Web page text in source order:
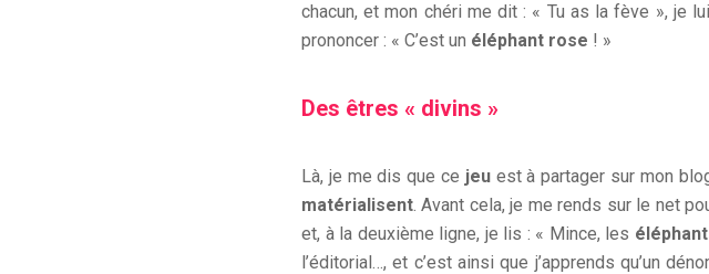
chacun, et mon chéri me dit : « Tu as la fève », je
prononcer : « C’est un éléphant rose ! »
Des êtres « divins »
Là, je me dis que ce jeuest à partager sur mon
matérialisent. Avant cela, je me rends sur le net
et, à la deuxième ligne, je lis : « Mince, les
l’éditorial…, et c’est ainsi que j’apprends qu’un